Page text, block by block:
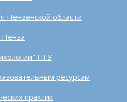
Пензенской области
ПГУ
ресурсам
практик